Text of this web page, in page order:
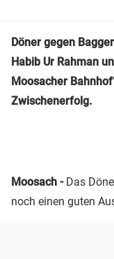
Döner gegen
Habib Ur Rahman
Moosacher
Zwischenerfolg.
Moosach - Das
noch einen guten